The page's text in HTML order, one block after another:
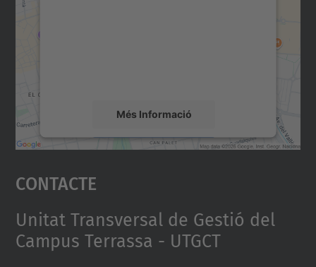
Més Informació
Accepta
powered by
Contacte
Unitat Transversal de Gestió del
Campus Terrassa - UTGCT